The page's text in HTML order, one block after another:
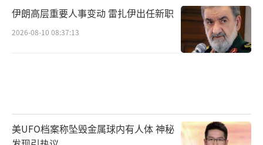
伊朗高层重要人事变动 雷扎伊出任新职
2026-08-10 08:37:13
美UFO档案称坠毁金属球内有人体 神秘